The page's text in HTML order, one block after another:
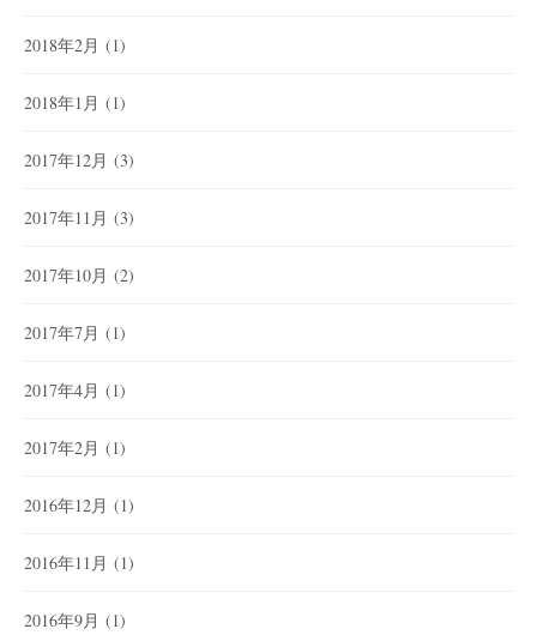
2018年2月 (1)
2018年1月 (1)
2017年12月 (3)
2017年11月 (3)
2017年10月 (2)
2017年7月 (1)
2017年4月 (1)
2017年2月 (1)
2016年12月 (1)
2016年11月 (1)
2016年9月 (1)